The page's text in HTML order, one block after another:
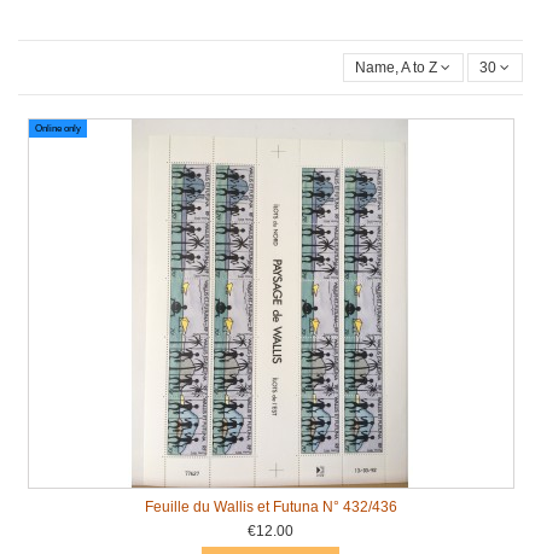
Name, A to Z 30
Online only
Feuille du Wallis et Futuna N° 432/436
€12.00